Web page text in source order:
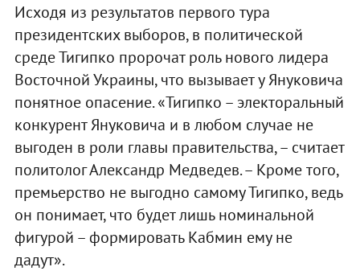
Исходя из результатов первого тура
президентских выборов, в политической
среде Тигипко пророчат роль нового лидера
Восточной Украины, что вызывает у Януковича
понятное опасение. «Тигипко – электоральный
конкурент Януковича и в любом случае не
выгоден в роли главы правительства, – считает
политолог Александр Медведев. – Кроме того,
премьерство не выгодно самому Тигипко, ведь
он понимает, что будет лишь номинальной
фигурой – формировать Кабмин ему не
дадут».